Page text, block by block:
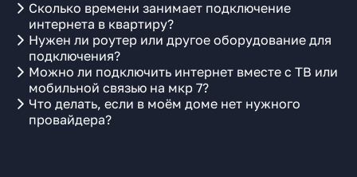
Сколько времени занимает подключение
интернета в квартиру?
Нужен ли роутер или другое оборудование для
подключения?
Можно ли подключить интернет вместе с ТВ или
мобильной связью на мкр 7?
Что делать, если в моём доме нет нужного
провайдера?